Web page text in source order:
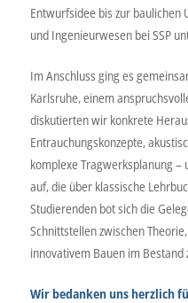
Entwurfsidee bis zur baulichen
und Ingenieurwesen bei SSP
Im Anschluss ging es
Karlsruhe, einem
diskutierten wir konkrete
Entrauchungskonzepte,
komplexe Tragwerksplanung –
auf, die über klassische
Studierenden bot sich die
Schnittstellen zwischen
innovativem Bauen im Bestand
Wir bedanken uns herzlich